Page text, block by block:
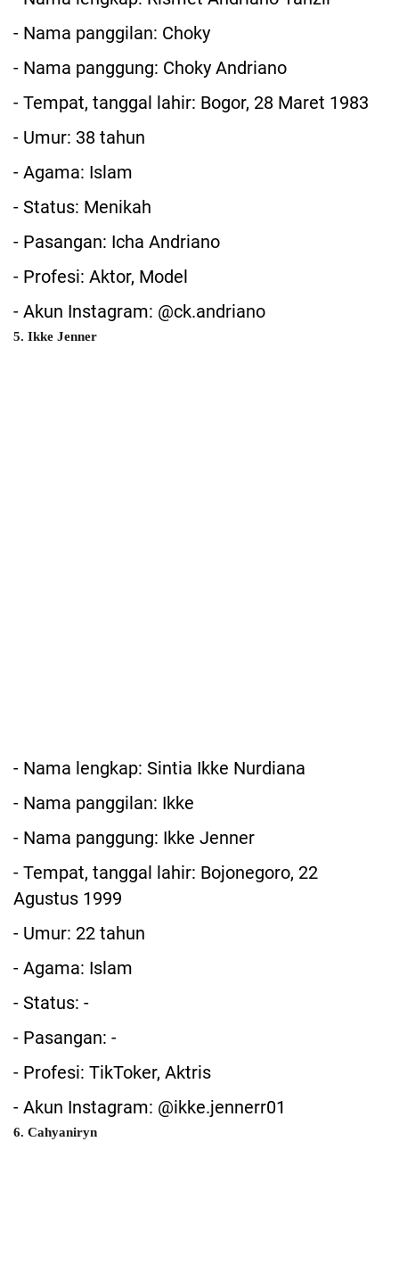
- Nama panggilan: Choky
- Nama panggung: Choky Andriano
- Tempat, tanggal lahir: Bogor, 28 Maret 1983
- Umur: 38 tahun
- Agama: Islam
- Status: Menikah
- Pasangan: Icha Andriano
- Profesi: Aktor, Model
- Akun Instagram: @ck.andriano
5. Ikke Jenner
- Nama lengkap: Sintia Ikke Nurdiana
- Nama panggilan: Ikke
- Nama panggung: Ikke Jenner
- Tempat, tanggal lahir: Bojonegoro, 22
Agustus 1999
- Umur: 22 tahun
- Agama: Islam
- Status: -
- Pasangan: -
- Profesi: TikToker, Aktris
- Akun Instagram: @ikke.jennerr01
6. Cahyaniryn